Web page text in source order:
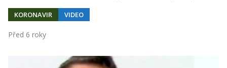
KORONAVIR VIDEO
Před 6 roky